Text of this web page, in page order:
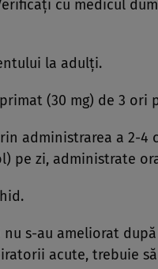
cu medicul
la adulţi.
(30 mg) de 3 ori
administrarea a 2-4
pe zi, administrate
s-au ameliorat
acute, trebuie